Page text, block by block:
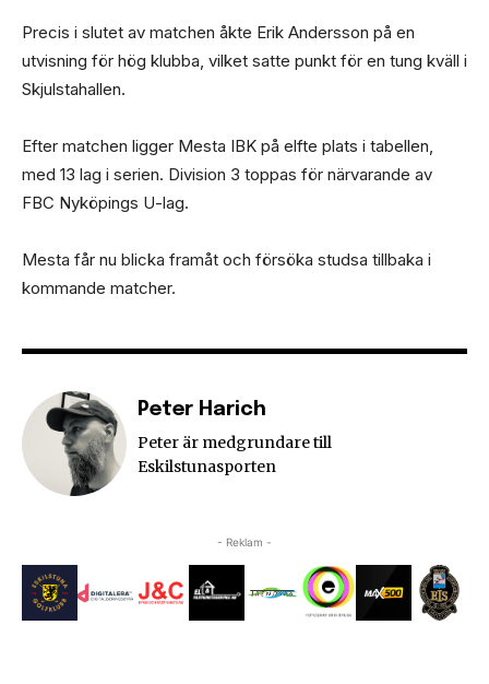
Precis i slutet av matchen åkte Erik Andersson på en
utvisning för hög klubba, vilket satte punkt för en tung kväll i
Skjulstahallen.
Efter matchen ligger Mesta IBK på elfte plats i tabellen,
med 13 lag i serien. Division 3 toppas för närvarande av
FBC Nyköpings U-lag.
Mesta får nu blicka framåt och försöka studsa tillbaka i
kommande matcher.
Peter Harich
Peter är medgrundare till
Eskilstunasporten
- Reklam -